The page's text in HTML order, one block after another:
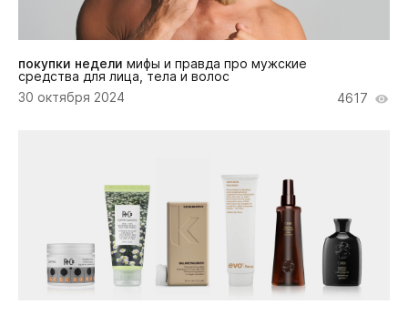
покупки недели мифы и правда про мужские
средства для лица, тела и волос
30 октября 2024
4617